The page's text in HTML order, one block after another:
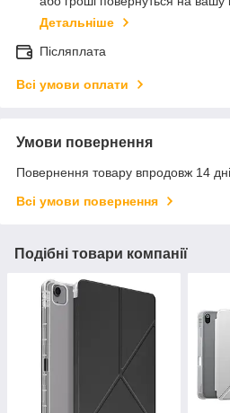
Детальніше
Післяплата
Всі умови оплати
Умови повернення
Повернення товару впродовж 14
Всі умови повернення
Подібні товари компанії